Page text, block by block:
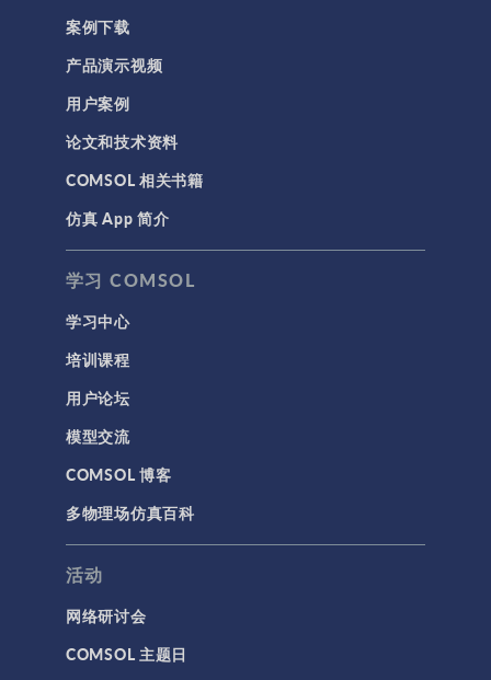
案例下载
产品演示视频
用户案例
论文和技术资料
COMSOL 相关书籍
仿真 App 简介
学习 COMSOL
学习中心
培训课程
用户论坛
模型交流
COMSOL 博客
多物理场仿真百科
活动
网络研讨会
COMSOL 主题日